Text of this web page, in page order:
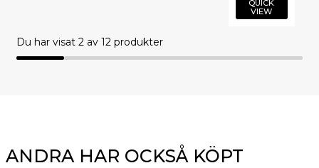
QUICK
VIEW
Du har visat 2av 12 produkter
ANDRA HAR OCKSÅ KÖPT